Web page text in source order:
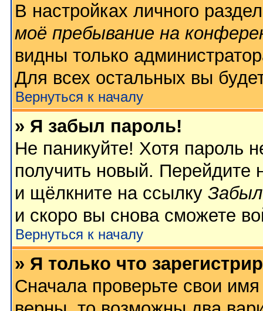
В настройках личного
моё пребывание на
видны только
Для всех остальных вы
Вернуться к началу
» Я забыл пароль!
Не паникуйте! Хотя пароль
получить новый. Перейдите
и щёлкните на ссылку
и скоро вы снова сможете
Вернуться к началу
» Я только что
Сначала проверьте свои